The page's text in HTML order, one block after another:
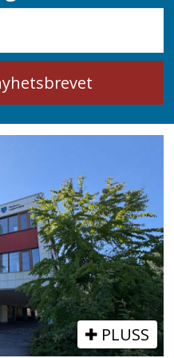
PLUSS